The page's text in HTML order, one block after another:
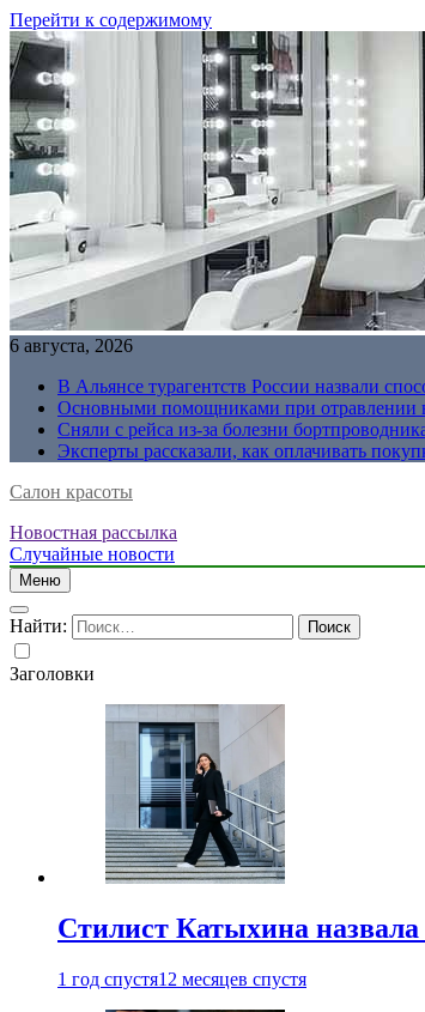
Перейти к содержимому
6 августа, 2026
В Альянсе турагентств России назвали
Основными помощниками при отравлении
Сняли с рейса из-за болезни
Эксперты рассказали, как оплачивать
Салон красоты
Новостная рассылка
Случайные новости
Меню
Найти:
Заголовки
Стилист Катыхина
1 год спустя12 месяцев спустя